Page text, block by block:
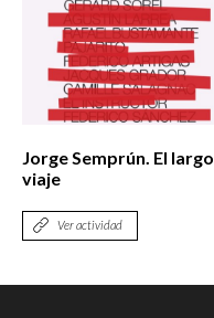
Jorge Semprún. El largo
viaje
Ver actividad